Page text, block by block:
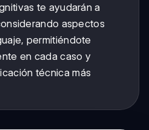
te ayudarán a
aspectos
permitiéndote
en cada caso y
técnica más